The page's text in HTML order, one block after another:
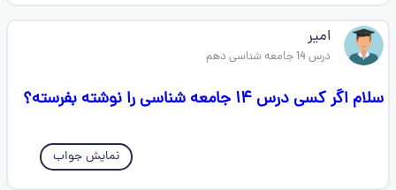
امیر
درس 14 جامعه شناسی دهم
سلام اگر کسی درس ۱۴ جامعه شناسی را نوشته بفرسته؟
نمایش جواب